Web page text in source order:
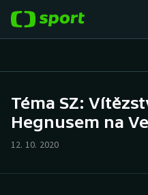
Hokej
Téma SZ:
Hegnusem na
12. 10. 2020